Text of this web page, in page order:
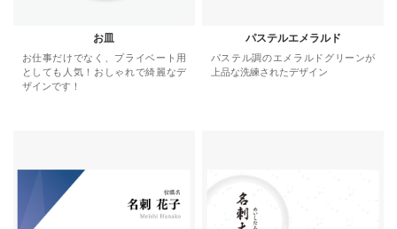
お皿
お仕事だけでなく、プライベート用
としても人気！おしゃれで綺麗なデ
ザインです！
パステルエメラルド
パステル調のエメラルドグリーンが
上品な洗練されたデザイン